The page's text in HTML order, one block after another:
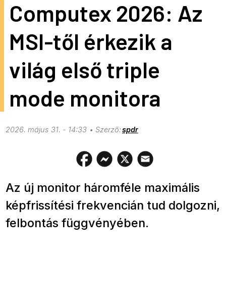
Computex 2026: Az
MSI-től érkezik a
világ első triple
mode monitora
2026. május 31. - 14:33 spdr
Az új monitor háromféle maximális
képfrissítési frekvencián tud dolgozni,
felbontás függvényében.